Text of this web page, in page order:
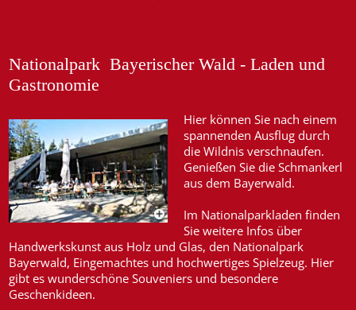
Nationalpark Bayerischer Wald - Laden und
Gastronomie
Hier können Sie nach einem
spannenden Ausflug durch
die Wildnis verschnaufen.
Genießen Sie die Schmankerl
aus dem Bayerwald.
Im Nationalparkladen finden
Sie weitere Infos über
Handwerkskunst aus Holz und Glas, den Nationalpark
Bayerwald, Eingemachtes und hochwertiges Spielzeug. Hier
gibt es wunderschöne Souveniers und besondere
Geschenkideen.